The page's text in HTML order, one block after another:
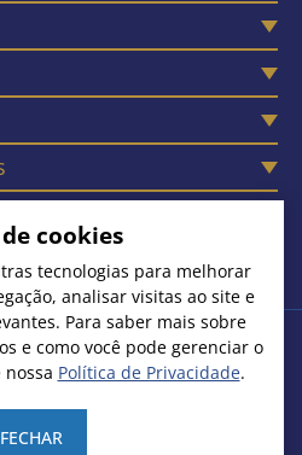
os Direitos Reservados
Serviços e Turismo do Estado
cookies
tecnologias para melhorar
analisar visitas ao site e
Para saber mais sobre
e como você pode gerenciar o
nossa Política de Privacidade.
FECHAR